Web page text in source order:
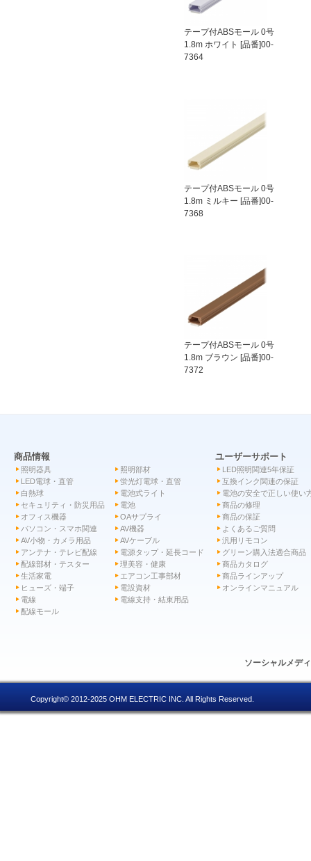
テープ付ABSモール 0号
1.8m ホワイト [品番]00-
7364
テープ付ABSモール 0号
1.8m ミルキー [品番]00-
7368
テープ付ABSモール 0号
1.8m ブラウン [品番]00-
7372
商品情報
照明器具
照明部材
LED電球・直管
蛍光灯電球・直管
白熱球
電池式ライト
セキュリティ・防災用品
電池
オフィス機器
OAサプライ
パソコン・スマホ関連
AV機器
AV小物・カメラ用品
AVケーブル
アンテナ・テレビ配線
電源タップ・延長コード
配線部材・テスター
理美容・健康
生活家電
エアコン工事部材
ヒューズ・端子
電設資材
電線
電線支持・結束用品
配線モール
ユーザーサポート
LED照明関連5年保証
互換インク関連の保証
電池の安全で正しい使い
商品の修理
商品の保証
よくあるご質問
汎用リモコン
グリーン購入法適合商品
商品カタログ
商品ラインアップ
オンラインマニュアル
ソーシャルメデ
Copyright© 2012-2025 OHM ELECTRIC INC. All Rights Reserved.